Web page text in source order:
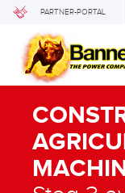
PARTNER-PORTAL